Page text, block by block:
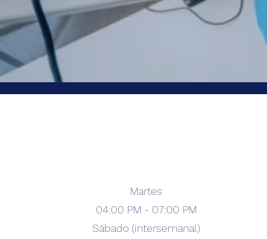
Martes
04:00 PM - 07:00 PM
Sábado (intersemanal)